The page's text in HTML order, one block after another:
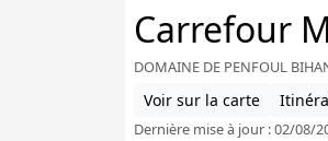
Carrefour
DOMAINE DE PENFOUL
Voir sur la carte
Dernière mise à jour : 02/08/